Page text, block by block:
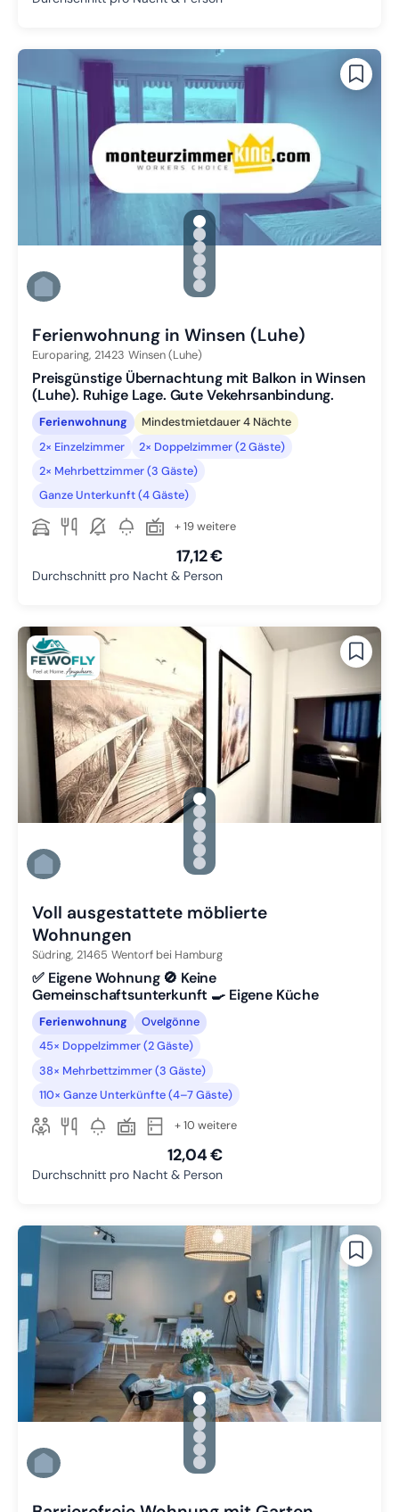
gallery.slide_selector
Zu Slide 1 wechseln
Zu Slide 2 wechseln
Zu Slide 3 wechseln
Zu Slide 4 wechseln
Zu Slide 5 wechseln
Zu Slide 6 wechseln
Ferienwohnung in Winsen (Luhe)
Europaring, 21423 Winsen (Luhe)
Preisgünstige Übernachtung mit Balkon in Winsen
(Luhe). Ruhige Lage. Gute Vekehrsanbindung.
Ferienwohnung
Mindestmietdauer 4 Nächte
2× Einzelzimmer
2× Doppelzimmer (2 Gäste)
2× Mehrbettzimmer (3 Gäste)
Ganze Unterkunft (4 Gäste)
+ 19 weitere
17,12 €
Durchschnitt pro Nacht & Person
gallery.slide_selector
Zu Slide 1 wechseln
Zu Slide 2 wechseln
Zu Slide 3 wechseln
Zu Slide 4 wechseln
Zu Slide 5 wechseln
Zu Slide 6 wechseln
Voll ausgestattete möblierte
Wohnungen
Südring, 21465 Wentorf bei Hamburg
✅ Eigene Wohnung 🚫 Keine
Gemeinschaftsunterkunft 🍳 Eigene Küche
Ferienwohnung
Ovelgönne
45× Doppelzimmer (2 Gäste)
38× Mehrbettzimmer (3 Gäste)
110× Ganze Unterkünfte (4–7 Gäste)
+ 10 weitere
12,04 €
Durchschnitt pro Nacht & Person
gallery.slide_selector
Zu Slide 1 wechseln
Zu Slide 2 wechseln
Zu Slide 3 wechseln
Zu Slide 4 wechseln
Zu Slide 5 wechseln
Zu Slide 6 wechseln